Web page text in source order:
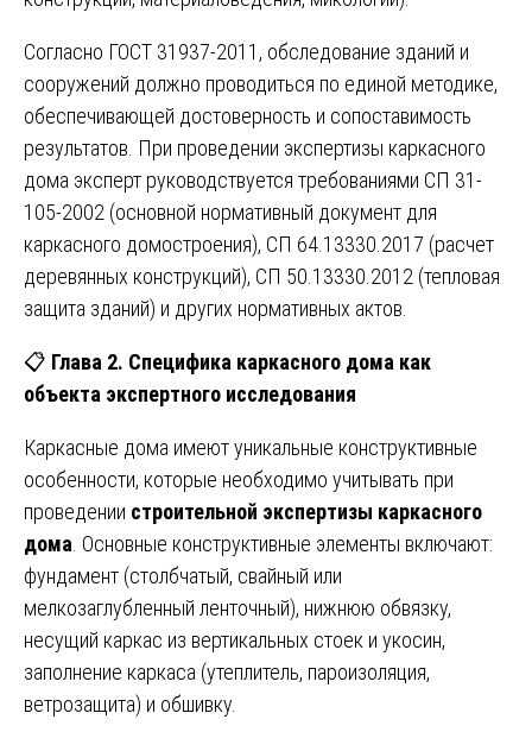
Согласно ГОСТ 31937-2011, обследование зданий и
сооружений должно проводиться по единой методике,
обеспечивающей достоверность и сопоставимость
результатов. При проведении экспертизы каркасного
дома эксперт руководствуется требованиями СП 31-
105-2002 (основной нормативный документ для
каркасного домостроения), СП 64.13330.2017 (расчет
деревянных конструкций), СП 50.13330.2012 (тепловая
защита зданий) и других нормативных актов.
📋 Глава 2. Специфика каркасного дома как
объекта экспертного исследования
Каркасные дома имеют уникальные конструктивные
особенности, которые необходимо учитывать при
проведении строительной экспертизы каркасного
дома . Основные конструктивные элементы включают:
фундамент (столбчатый, свайный или
мелкозаглубленный ленточный), нижнюю обвязку,
несущий каркас из вертикальных стоек и укосин,
заполнение каркаса (утеплитель, пароизоляция,
ветрозащита) и обшивку.